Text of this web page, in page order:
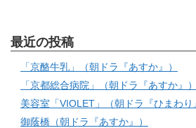
最近の投稿
「京酪牛乳」（朝ドラ『あすか』）
「京都総合病院」（朝ドラ『あすか』）
美容室「VIOLET」（朝ドラ『ひまわり
御蔭橋（朝ドラ『あすか』）